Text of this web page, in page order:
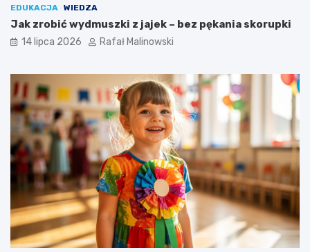
EDUKACJA WIEDZA
Jak zrobić wydmuszki z jajek – bez pękania skorupki
14 lipca 2026 Rafał Malinowski